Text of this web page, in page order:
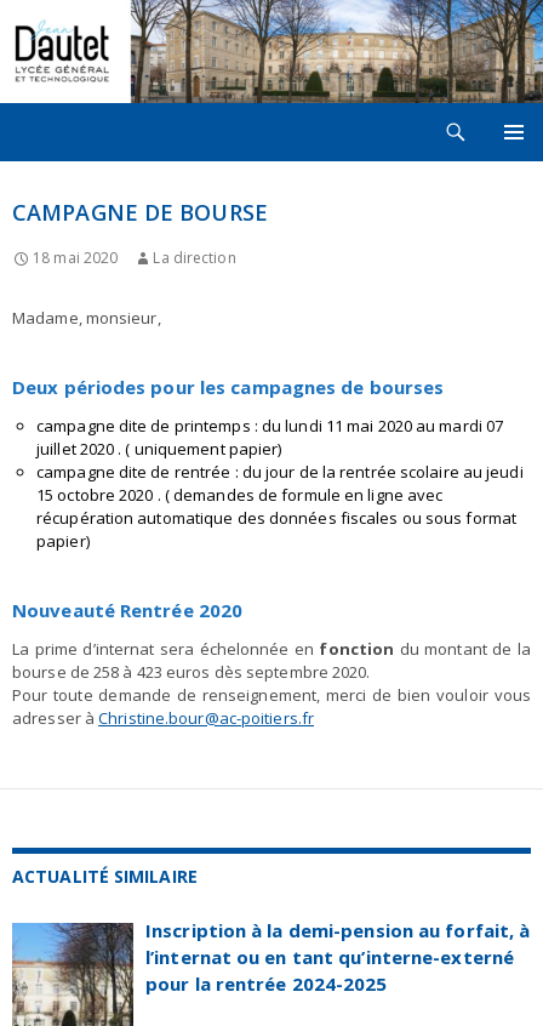
CONTENU
CAMPAGNE DE BOURSE
18 mai 2020 La direction
Madame, monsieur,
Deux périodes pour les campagnes de bourses
campagne dite de printemps : du lundi 11 mai 2020 au mardi 07
juillet 2020 . ( uniquement papier)
campagne dite de rentrée : du jour de la rentrée scolaire au jeudi
15 octobre 2020 . ( demandes de formule en ligne avec
récupération automatique des données fiscales ou sous format
papier)
Nouveauté Rentrée 2020
La prime d’internat sera échelonnée en fonction du montant de la
bourse de 258 à 423 euros dès septembre 2020.
Pour toute demande de renseignement, merci de bien vouloir vous
adresser àChristine.bour@ac-poitiers.fr
ACTUALITÉ SIMILAIRE
Inscription à la demi-pension au forfait, à
l’internat ou en tant qu’interne-externé
pour la rentrée 2024-2025